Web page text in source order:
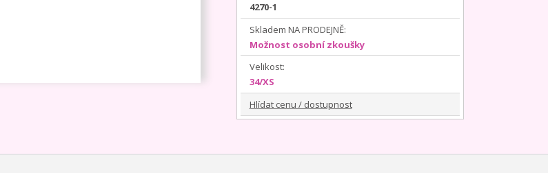
4270-1
Skladem NA PRODEJNĚ:
Možnost osobní zkoušky
Velikost:
34/XS
Hlídat cenu / dostupnost